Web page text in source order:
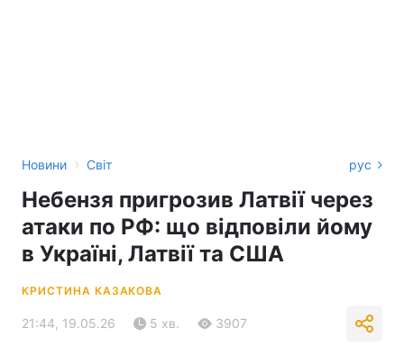
Новини › Світ рус
Небензя пригрозив Латвії через
атаки по РФ: що відповіли йому
в Україні, Латвії та США
КРИСТИНА КАЗАКОВА
21:44, 19.05.26 5 хв. 3907